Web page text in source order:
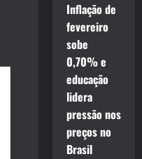
Inflação de
fevereiro
sobe
0,70% e
educação
lidera
pressão nos
preços no
Brasil